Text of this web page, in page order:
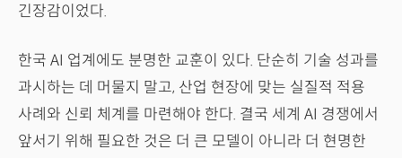
긴장감이었다.
한국 AI 업계에도 분명한 교훈이 있다. 단순히 기술 성과를
과시하는 데 머물지 말고, 산업 현장에 맞는 실질적 적용
사례와 신뢰 체계를 마련해야 한다. 결국 세계 AI 경쟁에서
앞서기 위해 필요한 것은 더 큰 모델이 아니라 더 현명한